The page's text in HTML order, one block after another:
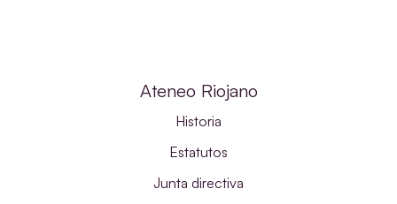
Ateneo Riojano
Historia
Estatutos
Junta directiva